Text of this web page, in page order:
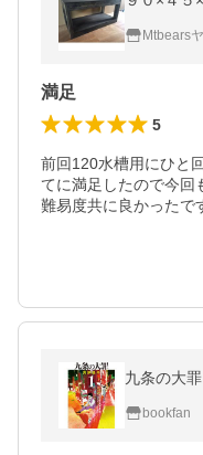
Mtbears
満足
5
前回120水槽用にひと
てに満足したので今回
難易度共に良かったで
九条の大
bookfan